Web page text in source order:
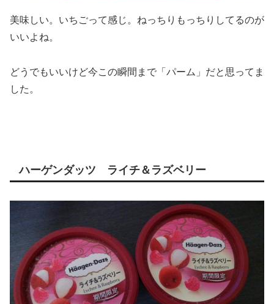
美味しい。いちごって感じ。ねっちりもっちりしてるのが
いいよね。
どうでもいいけど今この瞬間まで「パーム」だと思ってま
した。
ハーゲンダッツ ライチ＆ラズベリー